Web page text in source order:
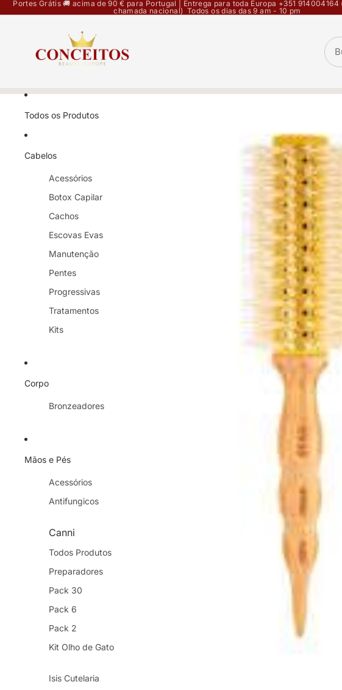
Portes Grátis 🚚 acima de 90 € para Portugal | Entrega para toda Europa +351 914004164
chamada nacional) Todos os dias das 9 am - 10 pm
Todos os Produtos
Cabelos
Acessórios
Botox Capilar
Cachos
Escovas Evas
Manutenção
Pentes
Progressivas
Tratamentos
Kits
Corpo
Bronzeadores
Mãos e Pés
Acessórios
Antifungicos
Canni
Todos Produtos
Preparadores
Pack 30
Pack 6
Pack 2
Kit Olho de Gato
Isis Cutelaria